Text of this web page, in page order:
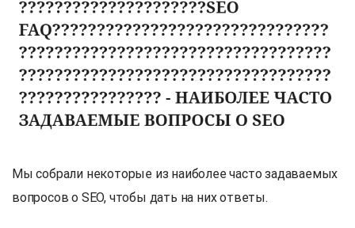
Мы собрали некоторые из наиболее часто задаваемых
вопросов о SEO, чтобы дать на них ответы.